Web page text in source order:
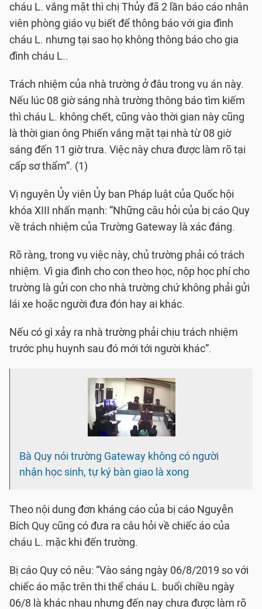
cháu L. vắng mặt thì chị Thủy đã 2 lần báo cáo nhân
viên phòng giáo vụ biết để thông báo với gia đình
cháu L. nhưng tại sao họ không thông báo cho gia
đình cháu L..
Trách nhiệm của nhà trường ở đâu trong vụ án này.
Nếu lúc 08 giờ sáng nhà trường thông báo tìm kiếm
thì cháu L. không chết, cũng vào thời gian này cũng
là thời gian ông Phiến vắng mặt tại nhà từ 08 giờ
sáng đến 11 giờ trưa. Việc này chưa được làm rõ tại
cấp sơ thẩm”. (1)
Vị nguyên Ủy viên Ủy ban Pháp luật của Quốc hội
khóa XIII nhấn mạnh: “Những câu hỏi của bị cáo Quy
về trách nhiệm của Trường Gateway là xác đáng.
Rõ ràng, trong vụ việc này, chủ trường phải có trách
nhiệm. Vì gia đình cho con theo học, nộp học phí cho
trường là gửi con cho nhà trường chứ không phải gửi
lái xe hoặc người đưa đón hay ai khác.
Nếu có gì xảy ra nhà trường phải chịu trách nhiệm
trước phụ huynh sau đó mới tới người khác”.
Bà Quy nói trường Gateway không có người
nhận học sinh, tự ký bàn giao là xong
Theo nội dung đơn kháng cáo của bị cáo Nguyễn
Bích Quy cũng có đưa ra câu hỏi về chiếc áo của
cháu L. mặc khi đến trường.
Bị cáo Quy có nêu: “Vào sáng ngày 06/8/2019 so với
chiếc áo mặc trên thi thể cháu L. buổi chiều ngày
06/8 là khác nhau nhưng đến nay chưa được làm rõ